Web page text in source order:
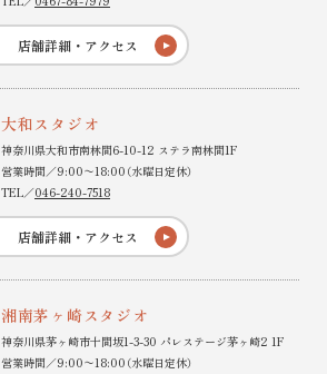
店舗詳細・アクセス
大和スタジオ
神奈川県大和市南林間6-10-12 ステラ南林間1F
営業時間／9:00〜18:00（水曜日定休）
TEL／046-240-7518
店舗詳細・アクセス
湘南茅ヶ崎スタジオ
神奈川県茅ヶ崎市十間坂1-3-30 パレステージ茅ヶ崎2 1F
営業時間／9:00〜18:00（水曜日定休）